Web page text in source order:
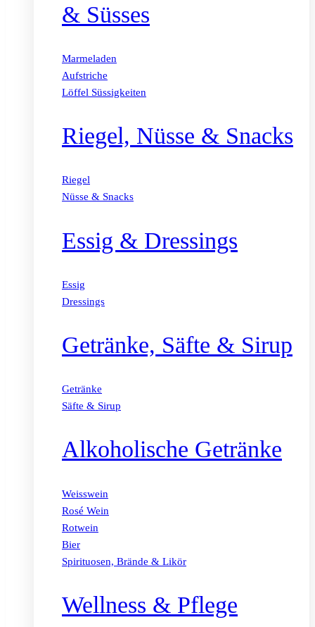
& Süsses
Marmeladen
Aufstriche
Löffel Süssigkeiten
Riegel, Nüsse & Snacks
Riegel
Nüsse & Snacks
Essig & Dressings
Essig
Dressings
Getränke, Säfte & Sirup
Getränke
Säfte & Sirup
Alkoholische Getränke
Weisswein
Rosé Wein
Rotwein
Bier
Spirituosen, Brände & Likör
Wellness & Pflege